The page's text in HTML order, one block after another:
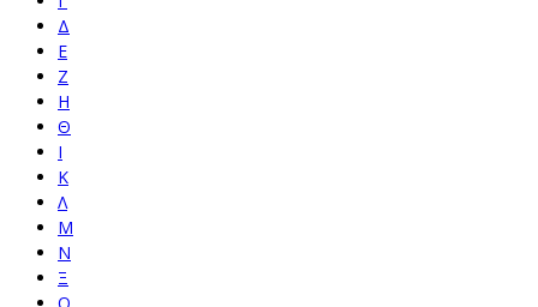
Δ
Ε
Ζ
Η
Θ
Ι
Κ
Λ
Μ
Ν
Ξ